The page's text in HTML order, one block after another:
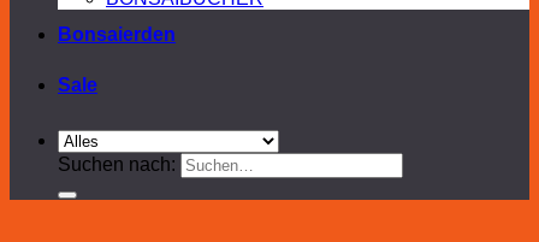
Bonsaierden
Sale
Suchen nach: